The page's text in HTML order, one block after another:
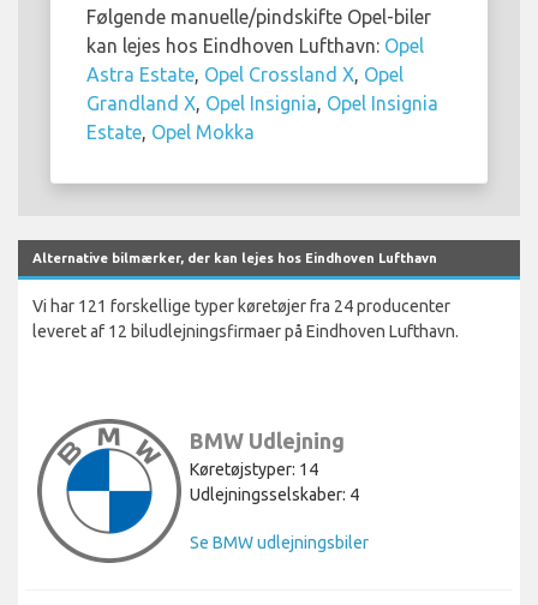
Følgende manuelle/pindskifte Opel-biler
kan lejes hos Eindhoven Lufthavn: Opel
Astra Estate, Opel Crossland X, Opel
Grandland X, Opel Insignia, Opel Insignia
Estate, Opel Mokka
Alternative bilmærker, der kan lejes hos Eindhoven Lufthavn
Vi har 121 forskellige typer køretøjer fra 24 producenter
leveret af 12 biludlejningsfirmaer på Eindhoven Lufthavn.
BMW Udlejning
Køretøjstyper: 14
Udlejningsselskaber: 4
Se BMW udlejningsbiler